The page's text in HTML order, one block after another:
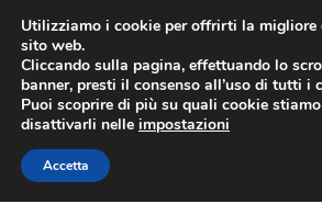
contenuto
Utilizziamo i cookie per offrirti la migliore
sito web.
Cliccando sulla pagina, effettuando lo
banner, presti il consenso all’uso di tutti i
Puoi scoprire di più su quali cookie
disattivarli nelle impostazioni
Accetta